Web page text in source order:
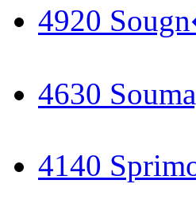
4920
4630
4140